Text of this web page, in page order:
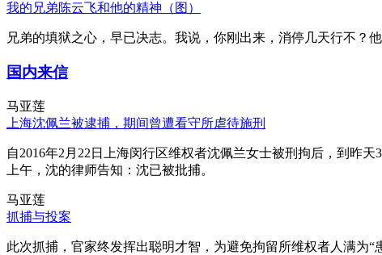
我的兄弟陈云飞和他的精神（图）
兄弟的填狱之心，早已决志。我说，你刚出来，消停几天行不？
国内来信
马亚莲
上海沈佩兰被逮捕，期间曾遭看守所虐待施刑
自2016年2月22日上海闵行区维权者沈佩兰女士被刑拘后，到昨
上午，沈的律师告知：沈已被批捕。
马亚莲
抓捕与投案
此次抓捕，官家终发挥出聪明才智，为避免拘留所维权者人满为